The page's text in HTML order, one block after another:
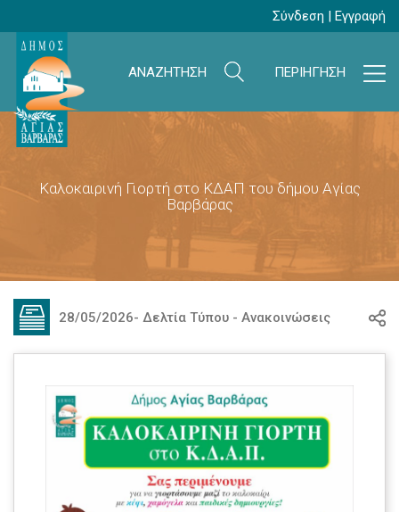
Σύνδεση | Εγγραφή
ΑΝΑΖΗΤΗΣΗ ΠΕΡΙΗΓΗΣΗ
Καλοκαιρινή Γιορτή στο ΚΔΑΠ του δήμου Αγίας
Βαρβάρας
28/05/2026- Δελτία Τύπου - Ανακοινώσεις